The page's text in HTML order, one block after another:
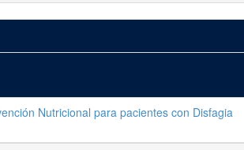
Nutricional para pacientes con Disfagia